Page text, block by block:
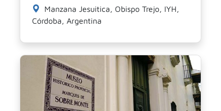
Manzana Jesuitica, Obispo Trejo, IYH,
Córdoba, Argentina